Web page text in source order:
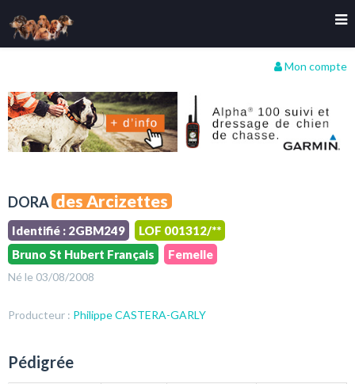
Mon compte
DORA des Arcizettes
Identifié : 2GBM249
LOF 001312/**
Bruno St Hubert Français
Femelle
Né le 03/08/2008
Producteur : Philippe CASTERA-GARLY
Pédigrée